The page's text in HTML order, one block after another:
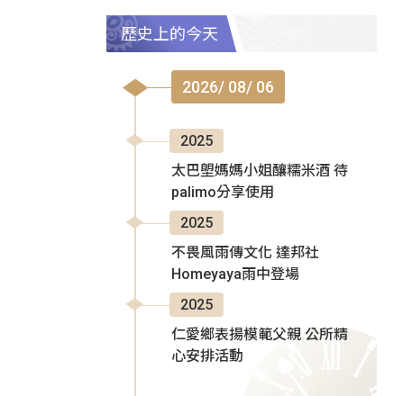
歷史上的今天
2026/ 08/ 06
2025
太巴塱媽媽小姐釀糯米酒 待
palimo分享使用
2025
不畏風雨傳文化 達邦社
Homeyaya雨中登場
2025
仁愛鄉表揚模範父親 公所精
心安排活動